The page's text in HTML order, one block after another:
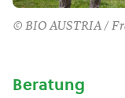
© BIO AUSTRIA /
Beratung